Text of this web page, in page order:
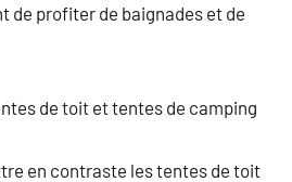
de profiter de baignades et de
de toit et tentes de camping
en contraste les tentes de toit